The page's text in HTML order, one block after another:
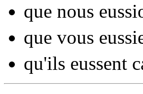
que nous
que vous
qu'ils eussent